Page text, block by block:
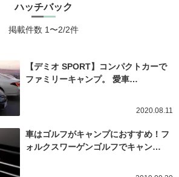
ハッチバック
掲載件数 1〜2/2件
【デミオ SPORT】コンパクトカーで
ファミリーキャンプ。 愛車…
2020.08.11
車はゴルフがキャンプにおすすめ！フ
ォルクスワーゲンゴルフでキャン…